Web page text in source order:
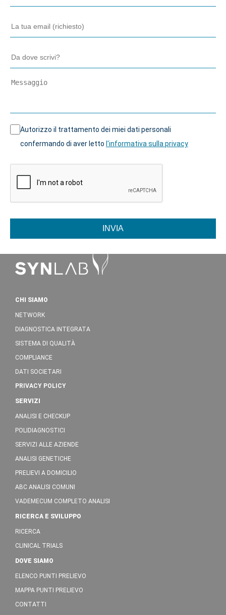
Autorizzo il trattamento dei miei dati personali
confermando di aver letto l'informativa sulla privacy
INVIA
CHI SIAMO
NETWORK
DIAGNOSTICA INTEGRATA
SISTEMA DI QUALITÀ
COMPLIANCE
DATI SOCIETARI
PRIVACY POLICY
SERVIZI
ANALISI E CHECKUP
POLIDIAGNOSTICI
SERVIZI ALLE AZIENDE
ANALISI GENETICHE
PRELIEVI A DOMICILIO
ABC ANALISI COMUNI
VADEMECUM COMPLETO ANALISI
RICERCA E SVILUPPO
RICERCA
CLINICAL TRIALS
DOVE SIAMO
ELENCO PUNTI PRELIEVO
MAPPA PUNTI PRELIEVO
CONTATTI